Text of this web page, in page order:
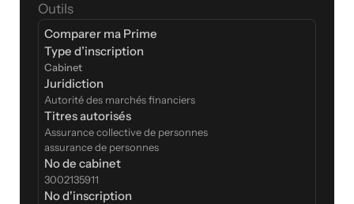
Outils
Comparer ma Prime
Type d’inscription
Cabinet
Juridiction
Autorité des marchés financiers
Titres autorisés
Assurance collective de personnes
assurance de personnes
No de cabinet
3002135911
No d'inscription